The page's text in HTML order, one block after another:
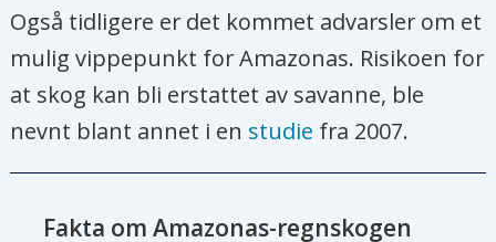
Også tidligere er det kommet advarsler om et
mulig vippepunkt for Amazonas. Risikoen for
at skog kan bli erstattet av savanne, ble
nevnt blant annet i en studie fra 2007.
Fakta om Amazonas-regnskogen